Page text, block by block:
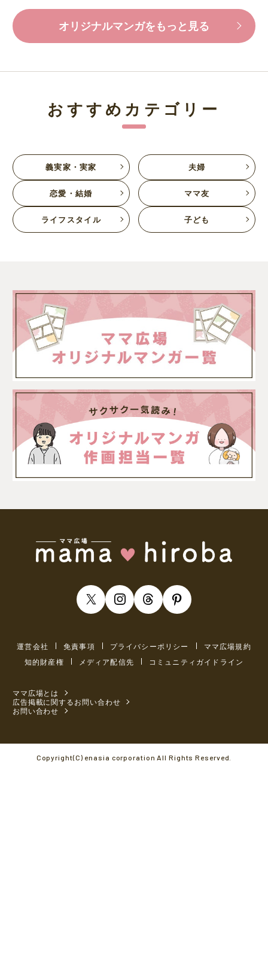
オリジナルマンガをもっと見る
おすすめカテゴリー
義実家・実家 夫婦
恋愛・結婚 ママ友
ライフスタイル 子ども
運営会社 免責事項 プライバシーポリシー
ママ広場規約
知的財産権
メディア配信先 コミュニティガイドライン
ママ広場とは
広告掲載に関するお問い合わせ
お問い合わせ
Copyright(C) enasia corporation All Rights Reserved.